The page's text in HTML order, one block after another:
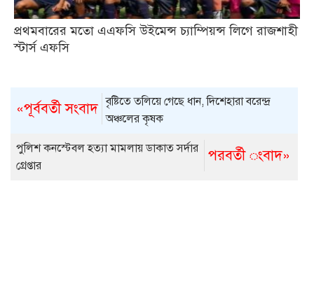
প্রথমবারের মতো এএফসি উইমেন্স চ্যাম্পিয়ন্স লিগে রাজশাহী
স্টার্স এফসি
«পূর্ববর্তী সংবাদ বৃষ্টিতে তলিয়ে গেছে ধান, দিশেহারা বরেন্দ্র
অঞ্চলের কৃষক
পরবর্তী ংবাদ»
পুলিশ কনস্টেবল হত্যা মামলায় ডাকাত সর্দার
গ্রেপ্তার